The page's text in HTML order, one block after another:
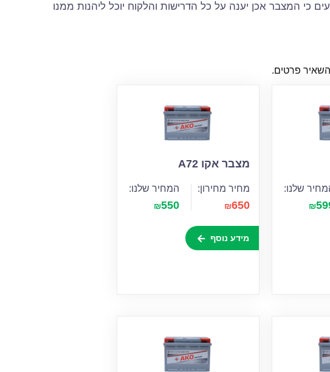
כי המצבר אכן יענה על כל הדרישות והלקוח יוכל ליהנות ממנו
פרטים.
שלנו:
₪
מצבר אקו A72
מחיר מחירון:
₪650
המחיר שלנו:
₪550
מידע נוסף